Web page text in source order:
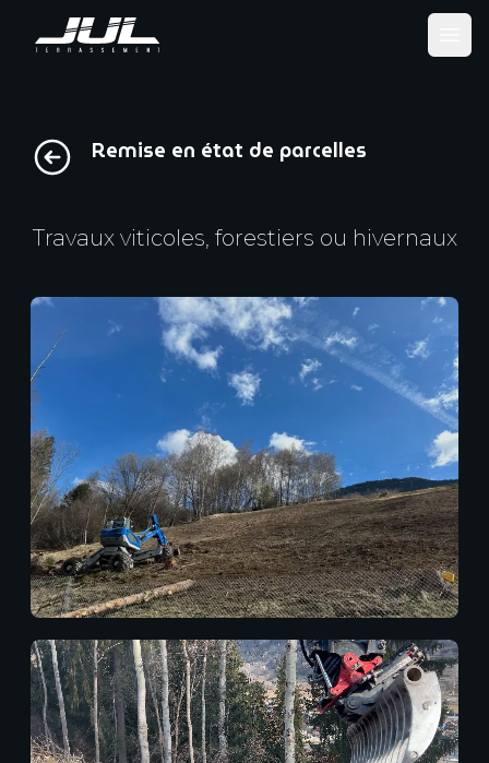
Remise en état de parcelles
Travaux viticoles, forestiers ou hivernaux